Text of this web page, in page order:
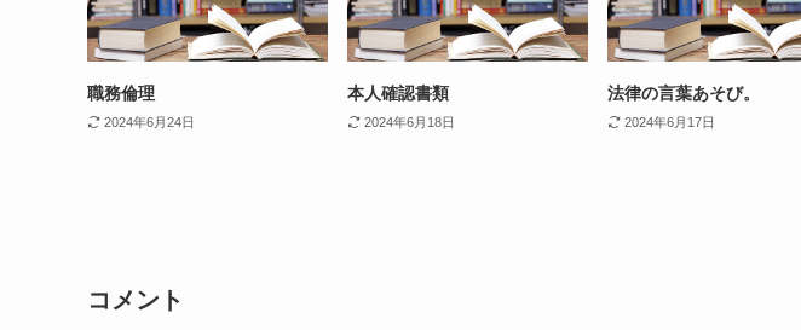
職務倫理
2024年6月24日
本人確認書類
2024年6月18日
法律の言葉あそび。
2024年6月17日
コメント